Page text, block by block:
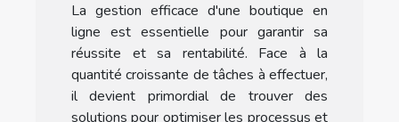
secrets d'un nettoyage
efficace sur Prestashop
La gestion efficace d'une boutique en
ligne est essentielle pour garantir sa
réussite et sa rentabilité. Face à la
quantité croissante de tâches à effectuer,
il devient primordial de trouver des
solutions pour optimiser les processus et